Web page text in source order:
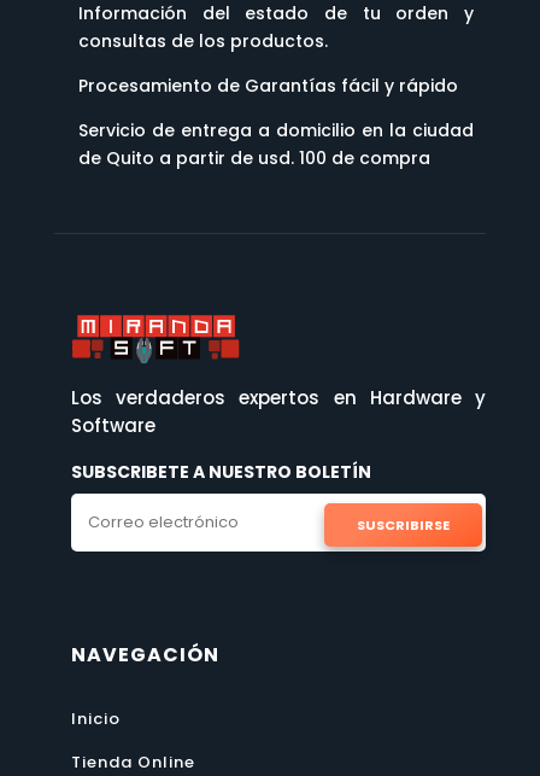
Información del estado de tu orden y
consultas de los productos.
Procesamiento de Garantías fácil y rápido
Servicio de entrega a domicilio en la ciudad
de Quito a partir de usd. 100 de compra
Los verdaderos expertos en Hardware y
Software
SUBSCRIBETE A NUESTRO BOLETÍN
SUSCRIBIRSE
NAVEGACIÓN
Inicio
Tienda Online